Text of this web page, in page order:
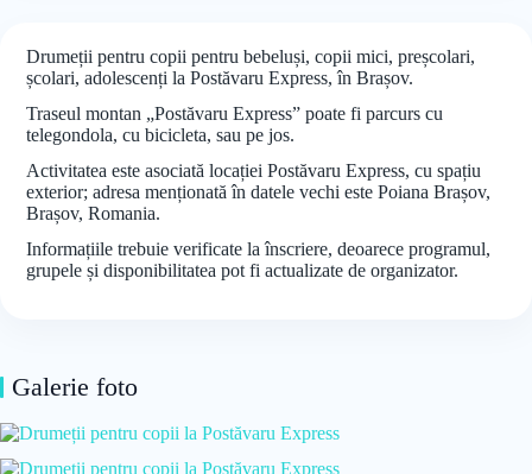
Drumeții pentru copii pentru bebeluși, copii mici, preșcolari,
școlari, adolescenți la Postăvaru Express, în Brașov.
Traseul montan „Postăvaru Express” poate fi parcurs cu
telegondola, cu bicicleta, sau pe jos.
Activitatea este asociată locației Postăvaru Express, cu spațiu
exterior; adresa menționată în datele vechi este Poiana Brașov,
Brașov, Romania.
Informațiile trebuie verificate la înscriere, deoarece programul,
grupele și disponibilitatea pot fi actualizate de organizator.
Galerie foto